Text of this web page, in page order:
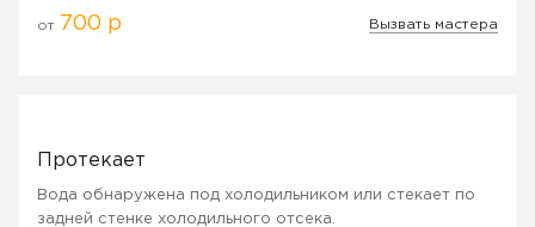
от 700 р Вызвать мастера
Протекает
Вода обнаружена под холодильником или стекает по
задней стенке холодильного отсека.